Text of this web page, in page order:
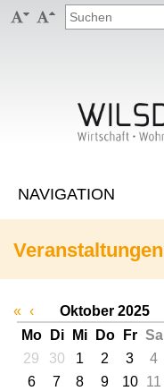
 
Veranstaltungen
« ‹
Oktober 2025
Mo
Di Mi Do Fr Sa
29
30 1 2 3 4
6
7 8 9 10 11